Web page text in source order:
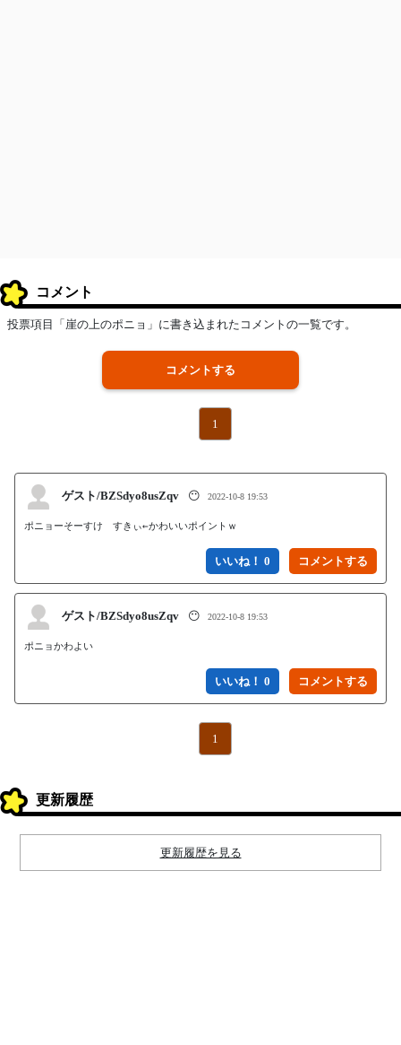
コメント
投票項目「崖の上のポニョ」に書き込まれたコメントの一覧です。
コメントする
1
ゲスト/BZSdyo8usZqv 😶 2022-10-8 19:53
ポニョーそーすけ　すきぃ←かわいいポイントｗ
いいね！ 0
ゲスト/BZSdyo8usZqv 😶 2022-10-8 19:53
ポニョかわよい
いいね！ 0
1
更新履歴
更新履歴を見る